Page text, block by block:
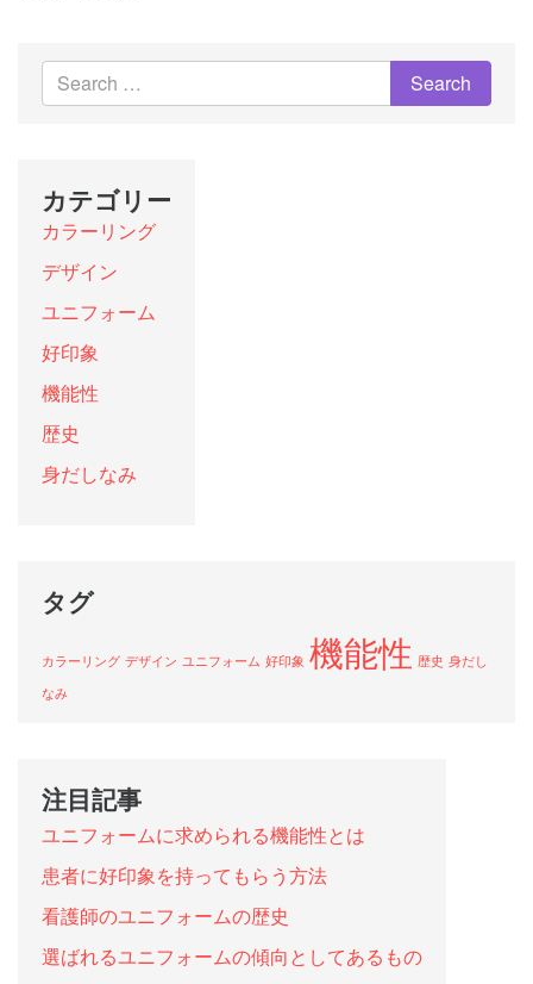
カテゴリー
カラーリング
デザイン
ユニフォーム
好印象
機能性
歴史
身だしなみ
タグ
カラーリング デザイン ユニフォーム 好印象 機能性 歴史 身だし
なみ
注目記事
ユニフォームに求められる機能性とは
患者に好印象を持ってもらう方法
看護師のユニフォームの歴史
選ばれるユニフォームの傾向としてあるもの